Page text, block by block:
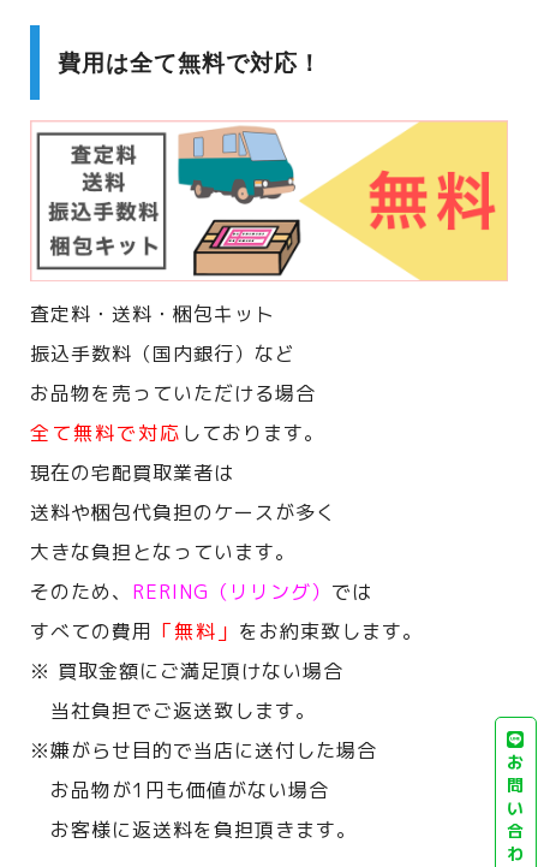
費用は全て無料で対応！
査定料・送料・梱包キット
振込手数料（国内銀行）など
お品物を売っていただける場合
全て無料で対応 しております。
現在の宅配買取業者は
送料や梱包代負担のケースが多く
大きな負担となっています。
そのため、 RERING（リリング） では
すべての費用 「無料」 をお約束致します。
※ 買取金額にご満足頂けない場合
当社負担でご返送致します。
※嫌がらせ目的で当店に送付した場合
お品物が1円も価値がない場合
お客様に返送料を負担頂きます。
お
問
い
合
わ